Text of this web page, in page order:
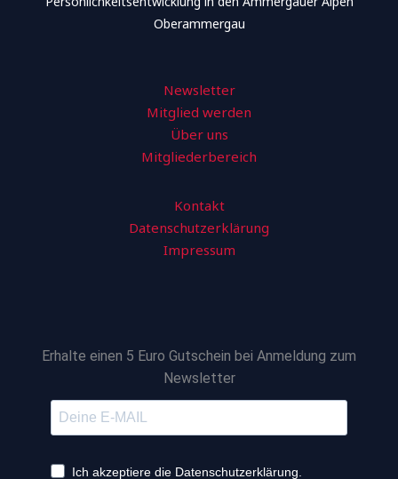
Newsletter
Mitglied werden
Über uns
Mitgliederbereich
Kontakt
Datenschutzerklärung
Impressum
Erhalte einen 5 Euro Gutschein bei Anmeldung zum
Newsletter
Ich akzeptiere die Datenschutzerklärung.